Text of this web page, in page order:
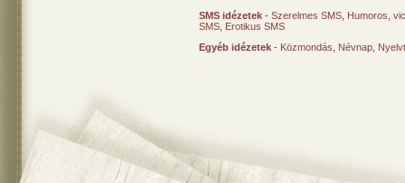
SMS idézetek - Szerelmes SMS Humoros,
SMS Erotikus SMS
Egyéb idézetek - Közmondás Névnap